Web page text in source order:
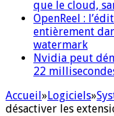
que le cloud,
OpenReel :
entièrement
watermark
Nvidia peut
22
Accueil»Logiciels»
désactiver les